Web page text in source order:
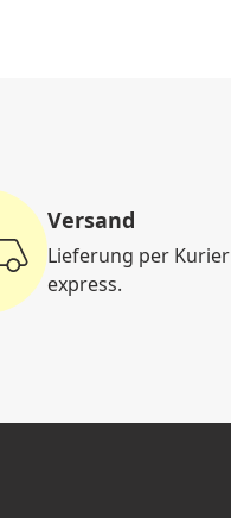
Versand
Lieferung per Kurier
express.